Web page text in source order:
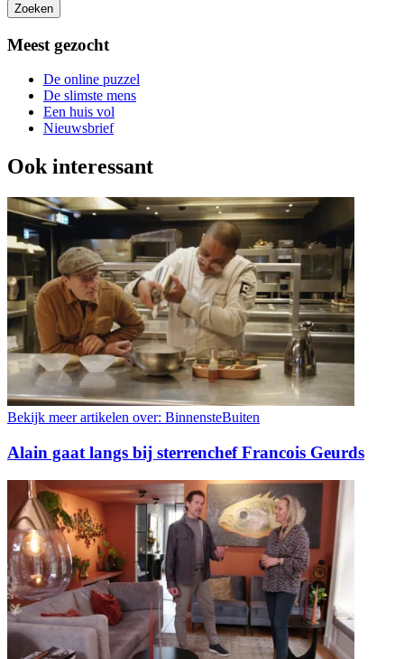
Zoeken
Meest gezocht
De online puzzel
De slimste mens
Een huis vol
Nieuwsbrief
Ook interessant
Bekijk meer artikelen over: BinnensteBuiten
Alain gaat langs bij sterrenchef Francois Geurds